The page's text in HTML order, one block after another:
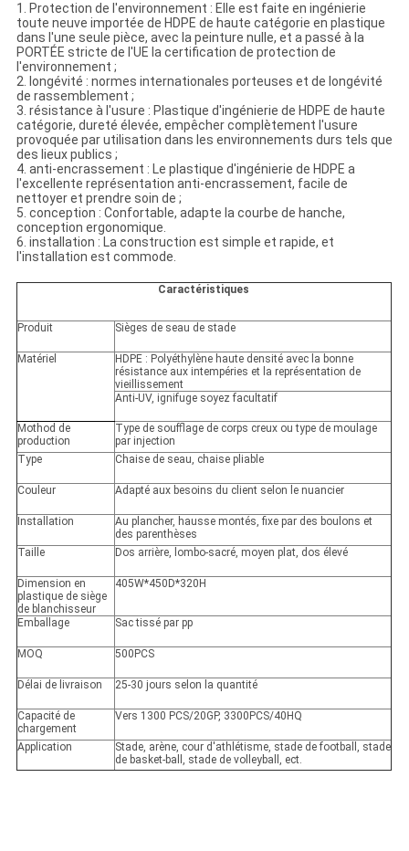
1. Protection de l'environnement : Elle est faite en ingénierie
toute neuve importée de HDPE de haute catégorie en plastique
dans l'une seule pièce, avec la peinture nulle, et a passé à la
PORTÉE stricte de l'UE la certification de protection de
l'environnement ;
2. longévité : normes internationales porteuses et de longévité
de rassemblement ;
3. résistance à l'usure : Plastique d'ingénierie de HDPE de haute
catégorie, dureté élevée, empêcher complètement l'usure
provoquée par utilisation dans les environnements durs tels que
des lieux publics ;
4. anti-encrassement : Le plastique d'ingénierie de HDPE a
l'excellente représentation anti-encrassement, facile de
nettoyer et prendre soin de ;
5. conception : Confortable, adapte la courbe de hanche,
conception ergonomique.
6. installation : La construction est simple et rapide, et
l'installation est commode.
Caractéristiques
Produit Sièges de seau de stade
Matériel
HDPE : Polyéthylène haute densité avec la bonne
résistance aux intempéries et la représentation de
vieillissement
Anti-UV, ignifuge soyez facultatif
Mothod de
production
Type de soufflage de corps creux ou type de moulage
par injection
Type
Chaise de seau, chaise pliable
Couleur Adapté aux besoins du client selon le nuancier
Installation
Au plancher, hausse montés, fixe par des boulons et
des parenthèses
Taille
Dos arrière, lombo-sacré, moyen plat, dos élevé
Dimension en
plastique de siège
de blanchisseur
405W*450D*320H
Emballage Sac tissé par pp
MOQ 500PCS
Délai de livraison 25-30 jours selon la quantité
Capacité de
chargement
Vers 1300 PCS/20GP, 3300PCS/40HQ
Application
Stade, arène, cour d'athlétisme, stade de football, stade
de basket-ball, stade de volleyball, ect.